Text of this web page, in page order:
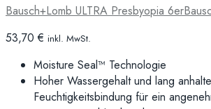
Bausch+Lomb ULTRA Presbyopia 6er
53,70€ inkl. MwSt.
Moisture Seal™ Technologie
Hoher Wassergehalt und lang
Feuchtigkeitsbindung für ein